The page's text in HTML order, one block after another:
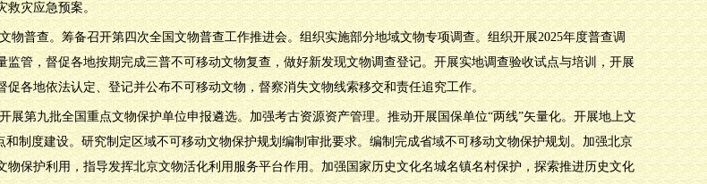
救灾应急预案。
物普查。筹备召开第四次全国文物普查工作推进会。组织实施部分地域文物专项调查。组织开展2025年度普查调
监管，督促各地按期完成三普不可移动文物复查，做好新发现文物调查登记。开展实地调查验收试点与培训，开展
促各地依法认定、登记并公布不可移动文物，督察消失文物线索移交和责任追究工作。
展第九批全国重点文物保护单位申报遴选。加强考古资源资产管理。推动开展国保单位“两线”矢量化。开展地上文
和制度建设。研究制定区域不可移动文物保护规划编制审批要求。编制完成省域不可移动文物保护规划。加强北京
物保护利用，指导发挥北京文物活化利用服务平台作用。加强国家历史文化名城名镇名村保护，探索推进历史文化